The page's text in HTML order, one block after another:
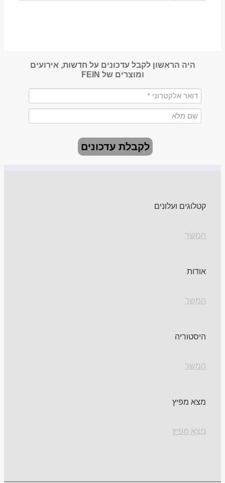
היה הראשון לקבל עדכונים על חדשות, אירועים
ומוצרים של FEIN
לקבלת עדכונים
קטלוגים ועלונים
המשך
אודות
המשך
היסטוריה
המשך
מצא מפיץ
מצא מפיץ